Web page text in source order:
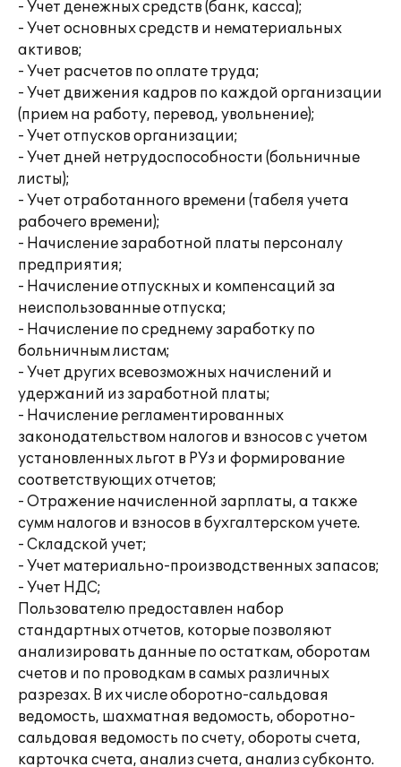
- Учет денежных средств (банк, касса);
- Учет основных средств и нематериальных
активов;
- Учет расчетов по оплате труда;
- Учет движения кадров по каждой организации
(прием на работу, перевод, увольнение);
- Учет отпусков организации;
- Учет дней нетрудоспособности (больничные
листы);
- Учет отработанного времени (табеля учета
рабочего времени);
- Начисление заработной платы персоналу
предприятия;
- Начисление отпускных и компенсаций за
неиспользованные отпуска;
- Начисление по среднему заработку по
больничным листам;
- Учет других всевозможных начислений и
удержаний из заработной платы;
- Начисление регламентированных
законодательством налогов и взносов с учетом
установленных льгот в РУз и формирование
соответствующих отчетов;
- Отражение начисленной зарплаты, а также
сумм налогов и взносов в бухгалтерском учете.
- Складской учет;
- Учет материально-производственных запасов;
- Учет НДС;
Пользователю предоставлен набор
стандартных отчетов, которые позволяют
анализировать данные по остаткам, оборотам
счетов и по проводкам в самых различных
разрезах. В их числе оборотно-сальдовая
ведомость, шахматная ведомость, оборотно-
сальдовая ведомость по счету, обороты счета,
карточка счета, анализ счета, анализ субконто.